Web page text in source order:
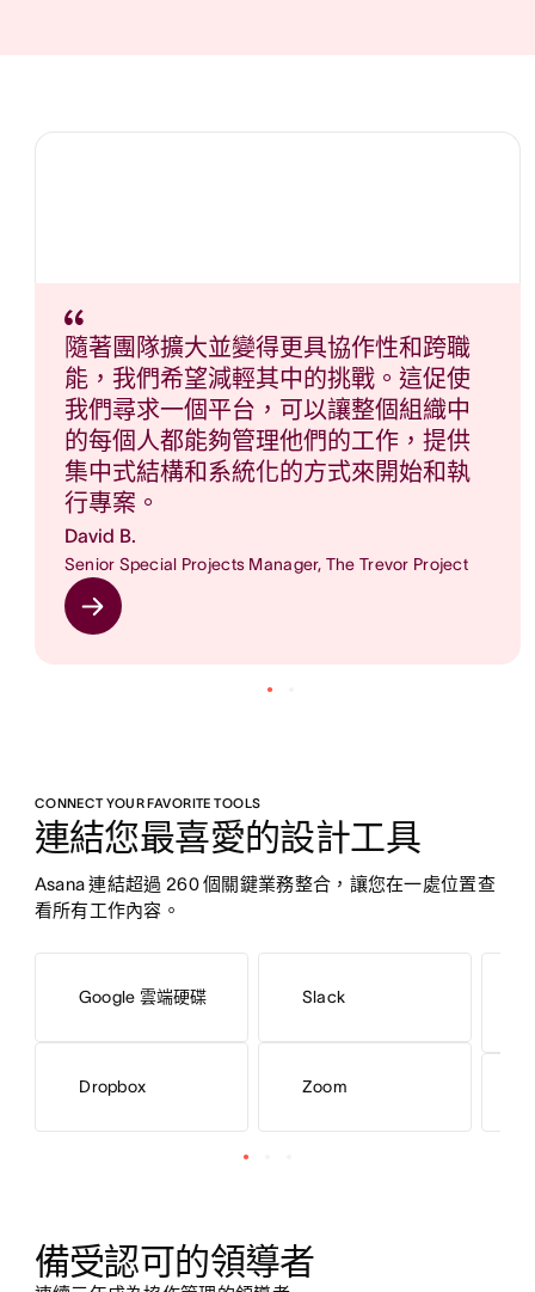
隨著團隊擴大並變得更具協作性和跨職
能，我們希望減輕其中的挑戰。這促使
我們尋求一個平台，可以讓整個組織中
的每個人都能夠管理他們的工作，提供
集中式結構和系統化的方式來開始和執
行專案。
David B.
Senior Special Projects Manager, The Trevor Project
CONNECT YOUR FAVORITE TOOLS
連結您最喜愛的設計工具
Asana 連結超過 260 個關鍵業務整合，讓您在一處位置查
看所有工作內容。
Google 雲端硬碟
Dropbox
Slack
Zoom
備受認可的領導者